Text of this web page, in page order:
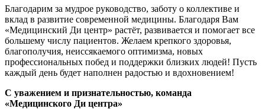
Благодарим за мудрое руководство, заботу о коллективе и
вклад в развитие современной медицины. Благодаря Вам
«Медицинский Ди центр» растёт, развивается и помогает все
большему числу пациентов. Желаем крепкого здоровья,
благополучия, неиссякаемого оптимизма, новых
профессиональных побед и поддержки близких людей! Пусть
каждый день будет наполнен радостью и вдохновением!
С уважением и признательностью, команда
«Медицинского Ди центра»